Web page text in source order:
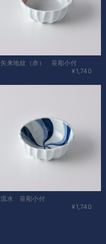
矢来地紋（赤） 笹彫小付
¥1,740
流水 笹彫小付
¥1,740